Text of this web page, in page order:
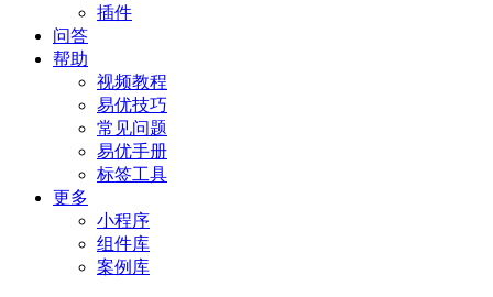
插件
问答
帮助
视频教程
易优技巧
常见问题
易优手册
标签工具
更多
小程序
组件库
案例库